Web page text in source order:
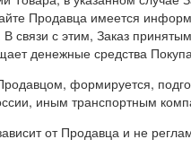
Продавца имеется
связи с этим, Заказ
денежные средства
формируется,
иным транспортным
от Продавца и не